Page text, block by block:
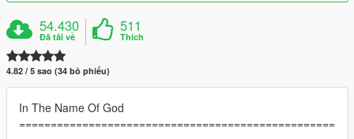
54.430
Đã tải về
511
Thích
4.82 / 5 sao (34 bỏ phiếu)
In The Name Of God
==================================================